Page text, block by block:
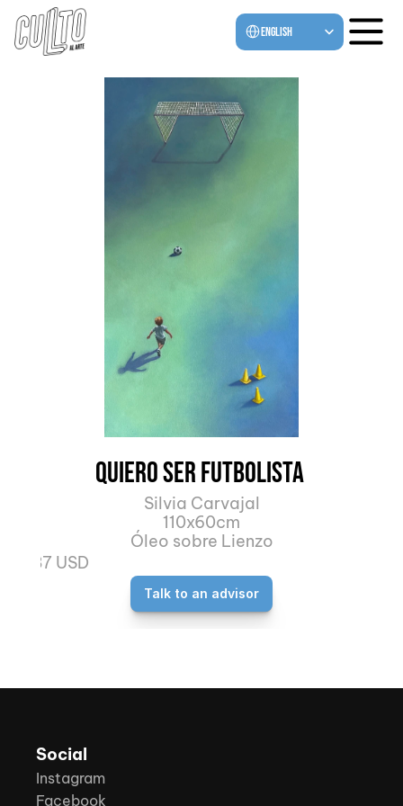
Select Language
English
Quiero ser futbolista
Silvia Carvajal
110x60cm
Óleo sobre Lienzo
987 USD
Talk to an advisor
Social
Instagram
Facebook